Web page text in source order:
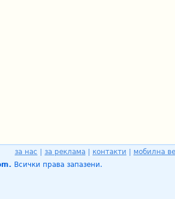
за нас за реклама контакти
мобилна
Всички права запазени.